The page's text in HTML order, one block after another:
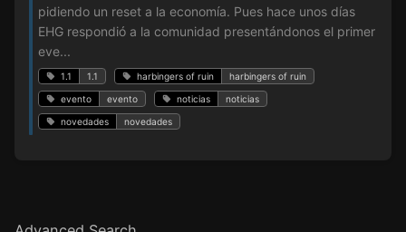
pidiendo un reset a la economía. Pues hace unos días
EHG respondió a la comunidad presentándonos el primer
eve...
1.1 1.1 harbingers of ruin harbingers of ruin
evento evento noticias noticias
novedades novedades